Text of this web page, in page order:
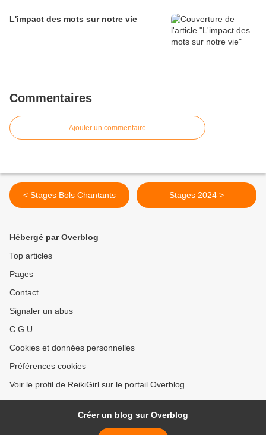
L'impact des mots sur notre vie
Commentaires
Ajouter un commentaire
< Stages Bols Chantants Stages 2024 >
Hébergé par Overblog
Top articles
Pages
Contact
Signaler un abus
C.G.U.
Cookies et données personnelles
Préférences cookies
Voir le profil de ReikiGirl sur le portail Overblog
Créer un blog sur Overblog